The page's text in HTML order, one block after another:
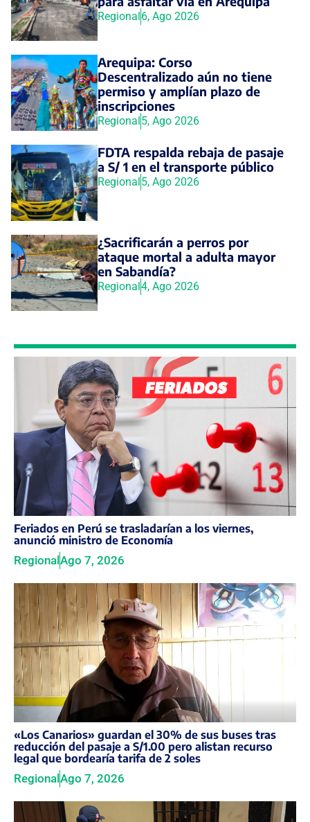
Regional6, Ago 2026
Arequipa: Corso
Descentralizado aún no tiene
permiso y amplían plazo de
inscripciones
Regional5, Ago 2026
FDTA respalda rebaja de pasaje
a S/ 1 en el transporte público
Regional5, Ago 2026
¿Sacrificarán a perros por
ataque mortal a adulta mayor
en Sabandía?
Regional4, Ago 2026
Feriados en Perú se trasladarían a los viernes,
anunció ministro de Economía
RegionalAgo 7, 2026
«Los Canarios» guardan el 30% de sus buses tras
reducción del pasaje a S/1.00 pero alistan recurso
legal que bordearía tarifa de 2 soles
RegionalAgo 7, 2026